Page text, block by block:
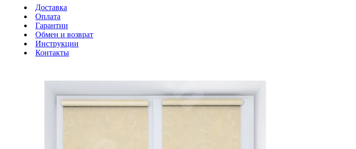
Доставка
Оплата
Гарантии
Обмен и возврат
Инструкции
Контакты